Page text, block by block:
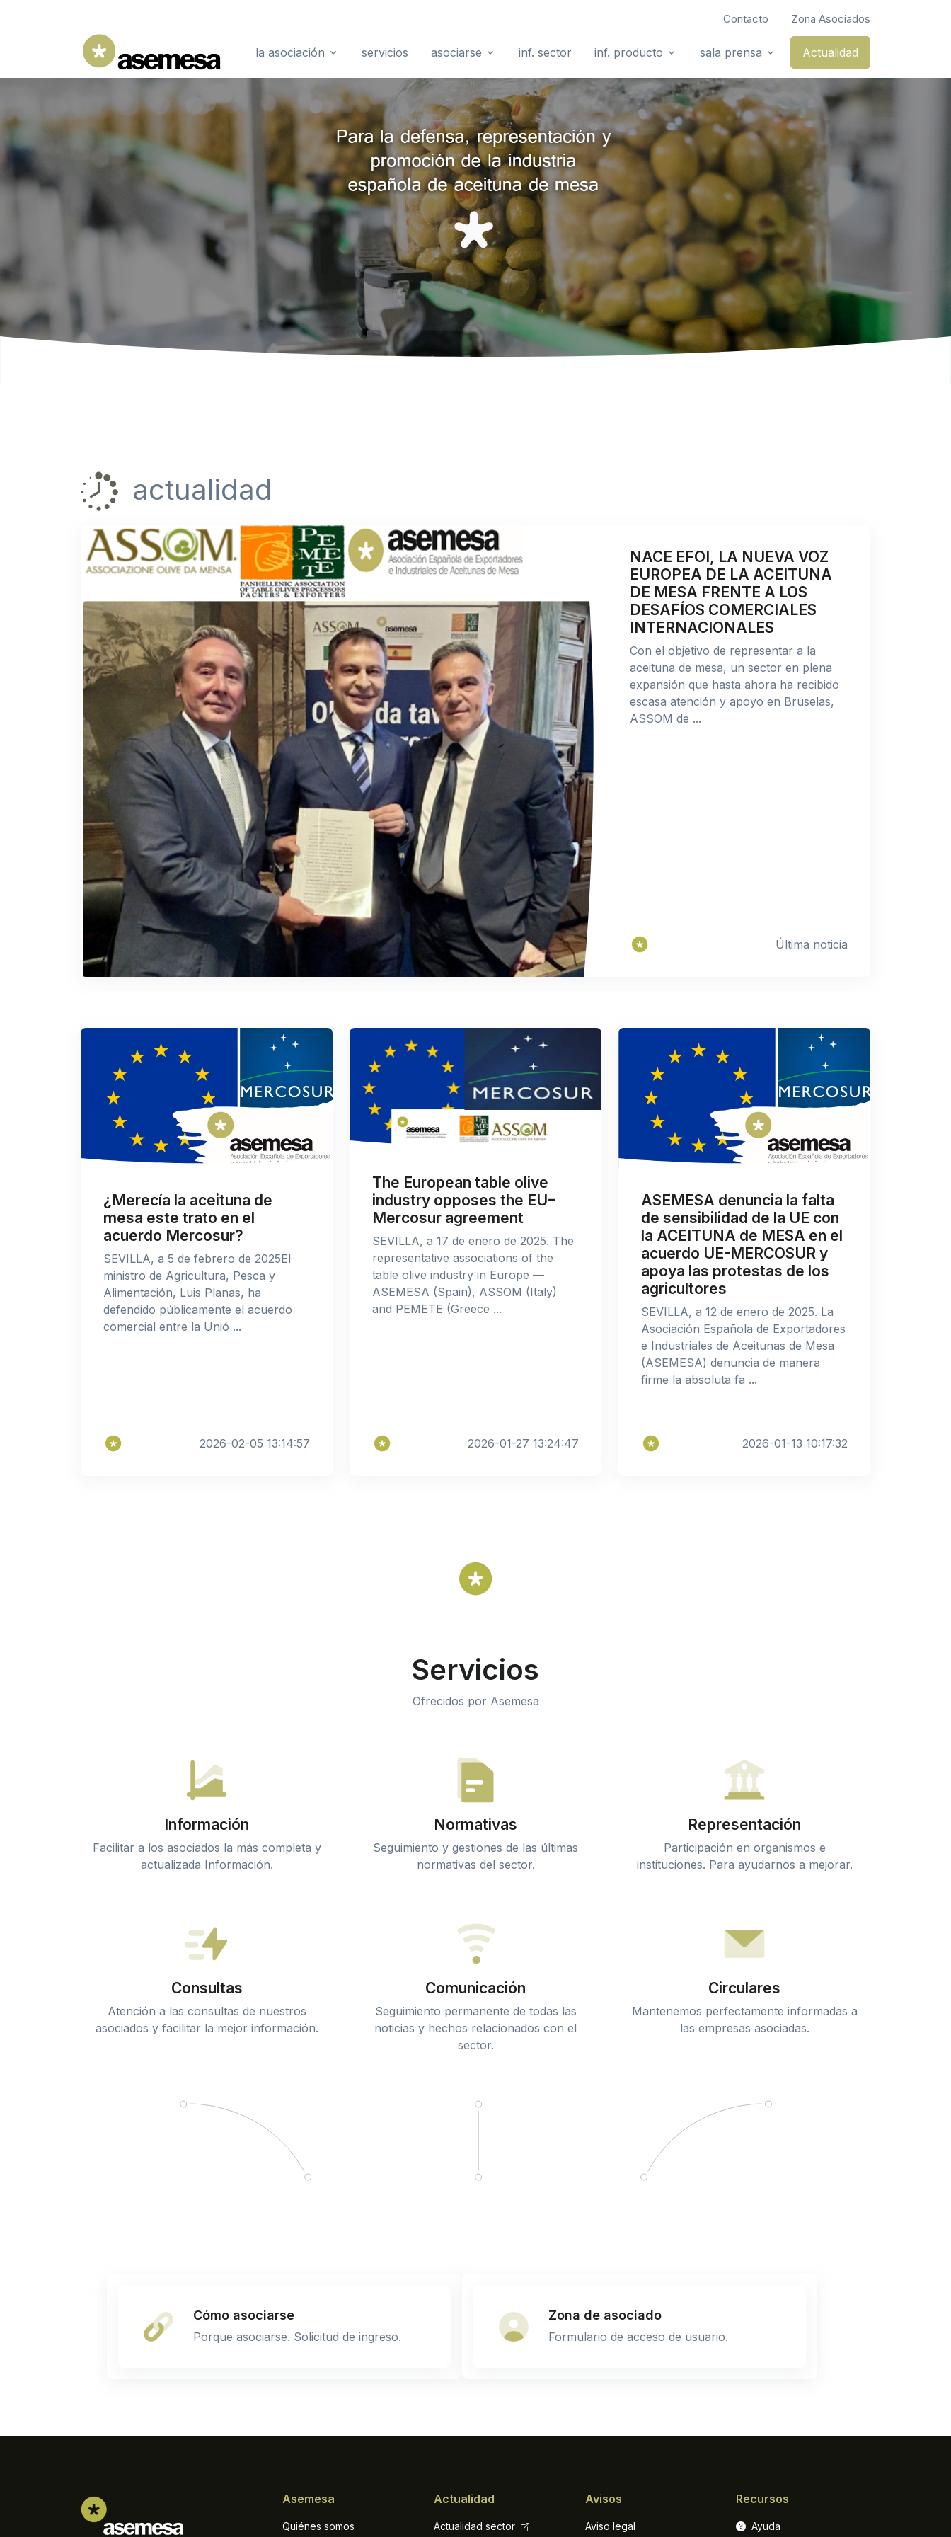
Contacto Zona Asociados
la asociación servicios asociarse inf. sector inf. producto sala prensa Actualidad
actualidad
NACE EFOI, LA NUEVA VOZ
EUROPEA DE LA ACEITUNA
DE MESA FRENTE A LOS
DESAFÍOS COMERCIALES
INTERNACIONALES
Con el objetivo de representar a la
aceituna de mesa, un sector en plena
expansión que hasta ahora ha recibido
escasa atención y apoyo en Bruselas,
ASSOM de ...
Última noticia
¿Merecía la aceituna de
mesa este trato en el
acuerdo Mercosur?
SEVILLA, a 5 de febrero de 2025El
ministro de Agricultura, Pesca y
Alimentación, Luis Planas, ha
defendido públicamente el acuerdo
comercial entre la Unió ...
2026-02-05 13:14:57
The European table olive
industry opposes the EU–
Mercosur agreement
SEVILLA, a 17 de enero de 2025. The
representative associations of the
table olive industry in Europe —
ASEMESA (Spain), ASSOM (Italy)
and PEMETE (Greece ...
2026-01-27 13:24:47
ASEMESA denuncia la falta
de sensibilidad de la UE con
la ACEITUNA de MESA en el
acuerdo UE-MERCOSUR y
apoya las protestas de los
agricultores
SEVILLA, a 12 de enero de 2025. La
Asociación Española de Exportadores
e Industriales de Aceitunas de Mesa
(ASEMESA) denuncia de manera
firme la absoluta fa ...
2026-01-13 10:17:32
Servicios
Ofrecidos por Asemesa
Información
Facilitar a los asociados la más completa y
actualizada Información.
Normativas
Seguimiento y gestiones de las últimas
normativas del sector.
Representación
Participación en organismos e
instituciones. Para ayudarnos a mejorar.
Consultas
Atención a las consultas de nuestros
asociados y facilitar la mejor información.
Comunicación
Seguimiento permanente de todas las
noticias y hechos relacionados con el
sector.
Circulares
Mantenemos perfectamente informadas a
las empresas asociadas.
Cómo asociarse
Porque asociarse. Solicitud de ingreso.
Zona de asociado
Formulario de acceso de usuario.
Asemesa
Quiénes somos
Actualidad
Actualidad sector
Avisos
Aviso legal
Recursos
Ayuda